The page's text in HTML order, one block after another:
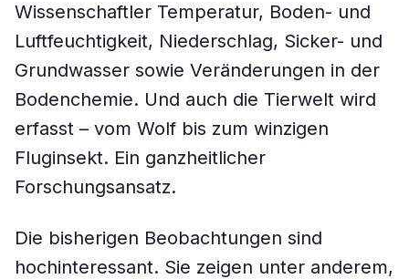
Wissenschaftler Temperatur, Boden- und
Luftfeuchtigkeit, Niederschlag, Sicker- und
Grundwasser sowie Veränderungen in der
Bodenchemie. Und auch die Tierwelt wird
erfasst – vom Wolf bis zum winzigen
Fluginsekt. Ein ganzheitlicher
Forschungsansatz.
Die bisherigen Beobachtungen sind
hochinteressant. Sie zeigen unter anderem,